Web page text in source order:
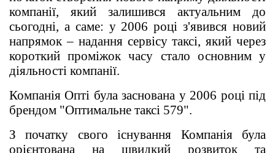
компанії, який залишився актуальним до
сьогодні, а саме: у 2006 році з'явився новий
напрямок – надання сервісу таксі, який через
короткий проміжок часу стало основним у
діяльності компанії.
Компанія Опті була заснована у 2006 році під
брендом "Оптимальне таксі 579".
З початку свого існування Компанія була
орієнтована на швидкий розвиток та